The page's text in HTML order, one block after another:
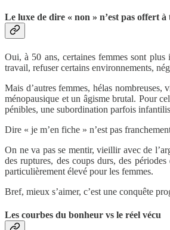
Le luxe de dire « non » n’est pas offert à
Oui, à 50 ans, certaines femmes sont
travail, refuser certains environnements,
Mais d’autres femmes, hélas
ménopausique et un âgisme brutal. Pour
pénibles, une subordination parfois
Dire « je m’en fiche » n’est pas
On ne va pas se mentir, vieillir avec de
des ruptures, des coups durs, des
particulièrement élevé pour les femmes.
Bref, mieux s’aimer, c’est une conquête
Les courbes du bonheur vs le réel vécu